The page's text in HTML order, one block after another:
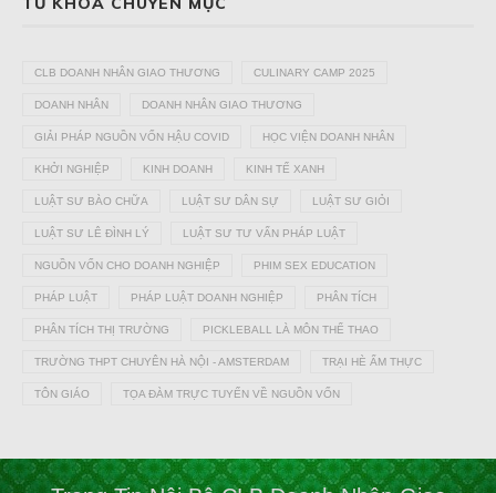
CLB DOANH NHÂN GIAO THƯƠNG CULINARY CAMP 2025
DOANH NHÂN DOANH NHÂN GIAO THƯƠNG
GIẢI PHÁP NGUỒN VỐN HẬU COVID HỌC VIỆN DOANH NHÂN
KHỞI NGHIỆP KINH DOANH KINH TẾ XANH
LUẬT SƯ BÀO CHỮA LUẬT SƯ DÂN SỰ LUẬT SƯ GIỎI
LUẬT SƯ LÊ ĐÌNH LÝ LUẬT SƯ TƯ VẤN PHÁP LUẬT
NGUỒN VỐN CHO DOANH NGHIỆP PHIM SEX EDUCATION
PHÁP LUẬT PHÁP LUẬT DOANH NGHIỆP PHÂN TÍCH
PHÂN TÍCH THỊ TRƯỜNG PICKLEBALL LÀ MÔN THỂ THAO
TRƯỜNG THPT CHUYÊN HÀ NỘI - AMSTERDAM TRẠI HÈ ẨM THỰC
TÔN GIÁO TỌA ĐÀM TRỰC TUYẾN VỀ NGUỒN VỐN